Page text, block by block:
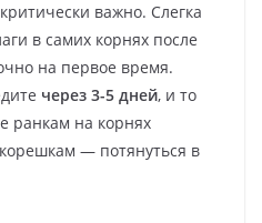
важно. Слегка
в самих корнях после
на первое время.
через 3-5 дней, и то
ранкам на корнях
— потянуться в